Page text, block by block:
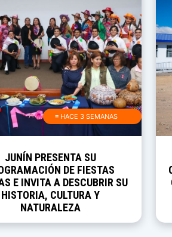
≡ HACE 3 SEMANAS
JUNÍN PRESENTA SU
DE FIESTAS
E INVITA A DESCUBRIR SU
HISTORIA, CULTURA Y
NATURALEZA